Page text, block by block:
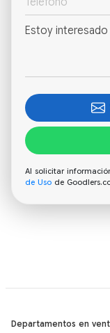
Al solicitar
de Uso de
Departamentos en